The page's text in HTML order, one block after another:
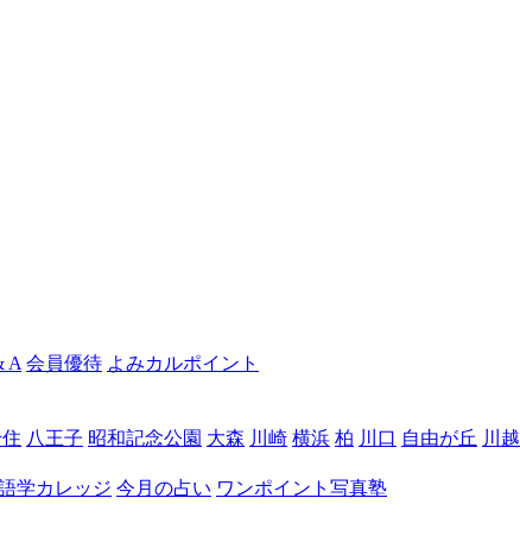
A 会員優待 よみカルポイント
八王子 昭和記念公園 大森 川崎 横浜 柏 川口 自由が丘 川越
学カレッジ 今月の占い ワンポイント写真塾